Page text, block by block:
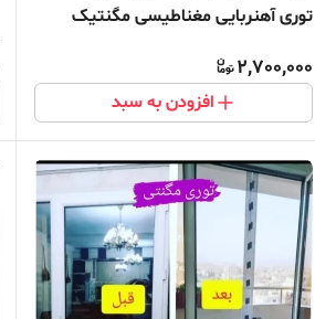
توری آهنربایی مغناطیسی مگنتیک
توری بالکن توری مغازه پرده مغازه
2,700,000
افزودن به سبد